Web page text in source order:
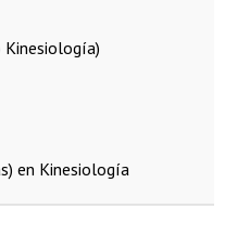
Kinesiología)
en Kinesiología